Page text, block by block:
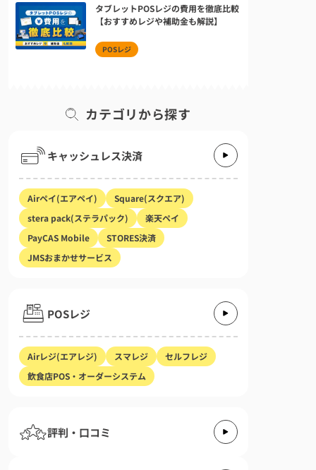
タブレットPOSレジの費用を徹底比較
【おすすめレジや補助金も解説】
POSレジ
カテゴリから探す
キャッシュレス決済
Airペイ(エアペイ)
Square(スクエア)
stera pack(ステラパック)
楽天ペイ
PayCAS Mobile
STORES決済
JMSおまかせサービス
POSレジ
Airレジ(エアレジ) スマレジ
セルフレジ
飲食店POS・オーダーシステム
評判・口コミ